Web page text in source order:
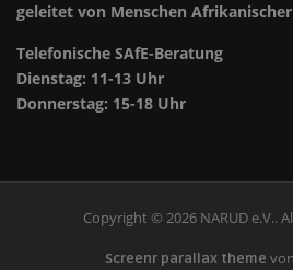
geleitet von Menschen
Telefonische SAfE-Beratung
Dienstag: 11-13 Uhr
Donnerstag: 15-18 Uhr
Copyright © 2026 NARUD e.V..
Screenr parallax theme